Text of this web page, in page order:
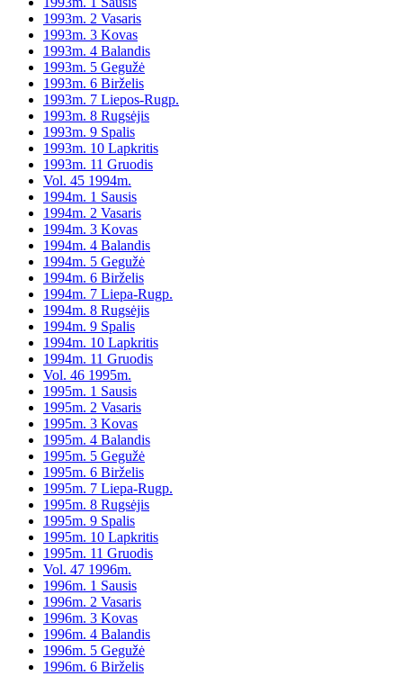
1993m. 2 Vasaris
1993m. 3 Kovas
1993m. 4 Balandis
1993m. 5 Gegužė
1993m. 6 Birželis
1993m. 7 Liepos-Rugp.
1993m. 8 Rugsėjis
1993m. 9 Spalis
1993m. 10 Lapkritis
1993m. 11 Gruodis
Vol. 45 1994m.
1994m. 1 Sausis
1994m. 2 Vasaris
1994m. 3 Kovas
1994m. 4 Balandis
1994m. 5 Gegužė
1994m. 6 Birželis
1994m. 7 Liepa-Rugp.
1994m. 8 Rugsėjis
1994m. 9 Spalis
1994m. 10 Lapkritis
1994m. 11 Gruodis
Vol. 46 1995m.
1995m. 1 Sausis
1995m. 2 Vasaris
1995m. 3 Kovas
1995m. 4 Balandis
1995m. 5 Gegužė
1995m. 6 Birželis
1995m. 7 Liepa-Rugp.
1995m. 8 Rugsėjis
1995m. 9 Spalis
1995m. 10 Lapkritis
1995m. 11 Gruodis
Vol. 47 1996m.
1996m. 1 Sausis
1996m. 2 Vasaris
1996m. 3 Kovas
1996m. 4 Balandis
1996m. 5 Gegužė
1996m. 6 Birželis